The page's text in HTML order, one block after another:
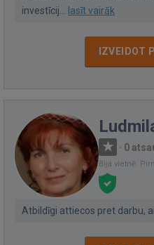
investīcij...
lasīt vairāk
IZVEIDOT
· 0
Bija vietnē:
Atbildīgi attiecos pret darbu,